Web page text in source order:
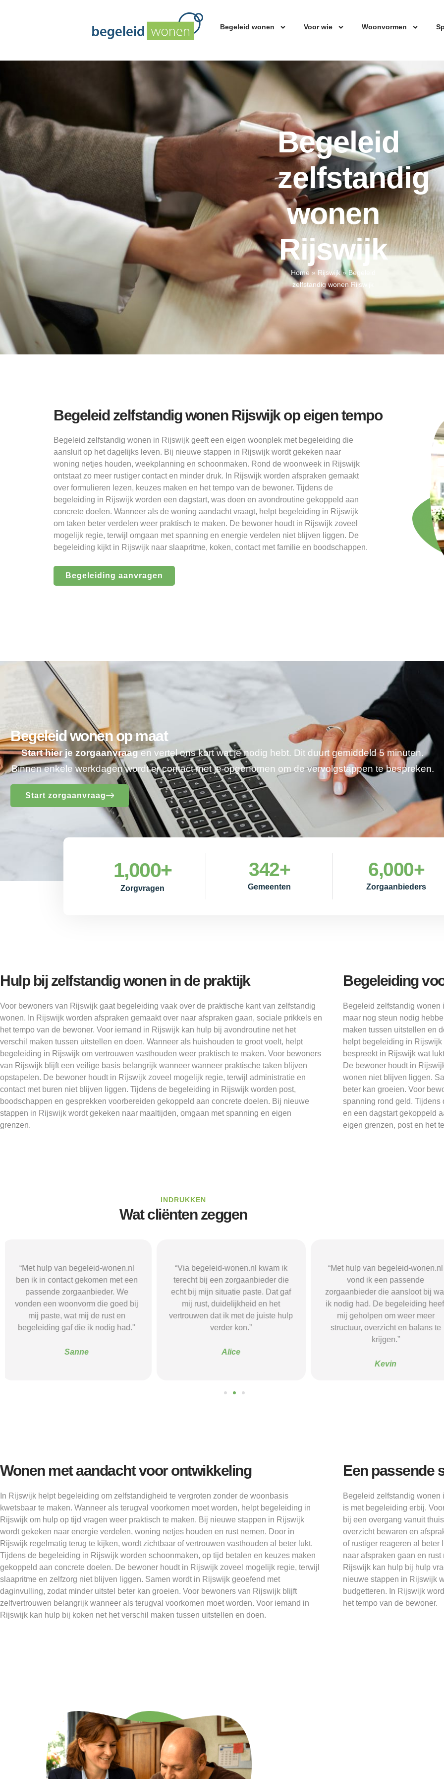
Begeleid wonen Voor wie Woonvormen
Begeleid
zelfstandig
wonen
Rijswijk
Home » Rijswijk» Begeleid
zelfstandig wonen Rijswijk
Begeleid zelfstandig wonen Rijswijk op eigen tempo
Begeleid zelfstandig wonen in Rijswijk geeft een eigen woonplek met begeleiding die
aansluit op het dagelijks leven. Bij nieuwe stappen in Rijswijk wordt gekeken naar
woning netjes houden, weekplanning en schoonmaken. Rond de woonweek in Rijswijk
ontstaat zo meer rustiger contact en minder druk. In Rijswijk worden afspraken gemaakt
over formulieren lezen, keuzes maken en het tempo van de bewoner. Tijdens de
begeleiding in Rijswijk worden een dagstart, was doen en avondroutine gekoppeld aan
concrete doelen. Wanneer als de woning aandacht vraagt, helpt begeleiding in Rijswijk
om taken beter verdelen weer praktisch te maken. De bewoner houdt in Rijswijk zoveel
mogelijk regie, terwijl omgaan met spanning en energie verdelen niet blijven liggen. De
begeleiding kijkt in Rijswijk naar slaapritme, koken, contact met familie en boodschappen.
Begeleiding aanvragen
Begeleid wonen op maat
Start hier je zorgaanvraagen vertel ons kort wat je nodig hebt. Dit duurt gemiddeld 5 minuten.
Binnen enkele werkdagen wordt er contact met je opgenomen om de vervolgstappen te bespreken.
Start zorgaanvraag
Zorgvragen
1,000+
Gemeenten
342+
Zorgaanbieders
6,000+
Hulp bij zelfstandig wonen in de praktijk
Voor bewoners van Rijswijk gaat begeleiding vaak over de praktische kant van zelfstandig
wonen. In Rijswijk worden afspraken gemaakt over naar afspraken gaan, sociale prikkels en
het tempo van de bewoner. Voor iemand in Rijswijk kan hulp bij avondroutine net het
verschil maken tussen uitstellen en doen. Wanneer als huishouden te groot voelt, helpt
begeleiding in Rijswijk om vertrouwen vasthouden weer praktisch te maken. Voor bewoners
van Rijswijk blijft een veilige basis belangrijk wanneer wanneer praktische taken blijven
opstapelen. De bewoner houdt in Rijswijk zoveel mogelijk regie, terwijl administratie en
contact met buren niet blijven liggen. Tijdens de begeleiding in Rijswijk worden post,
boodschappen en gesprekken voorbereiden gekoppeld aan concrete doelen. Bij nieuwe
stappen in Rijswijk wordt gekeken naar maaltijden, omgaan met spanning en eigen
grenzen.
Begeleiding
Begeleid zelfstandig
maar nog steun nodig
maken tussen uitstellen en
helpt begeleiding in
bespreekt in Rijswijk wat
De bewoner houdt in
wonen niet blijven liggen.
beter kan groeien. Voor
spanning rond geld.
en een dagstart gekoppeld
eigen grenzen, post en het
INDRUKKEN
Wat cliënten zeggen
“Via begeleid-wonen.nl kwam ik
terecht bij een zorgaanbieder die
echt bij mijn situatie paste. Dat gaf
mij rust, duidelijkheid en het
vertrouwen dat ik met de juiste hulp
verder kon.”
Alice
“Met hulp van begeleid-wonen.nl
vond ik een passende
zorgaanbieder die aansloot bij wat
ik nodig had. De begeleiding heeft
mij geholpen om weer meer
structuur, overzicht en balans te
“Met hulp van begeleid-wonen.nl
ben ik in contact gekomen met
passende zorgaanbieder. We
vonden een woonvorm die goed
mij paste, wat mij de rust en
begeleiding gaf die ik nodig had."
Wonen met aandacht voor ontwikkeling
In Rijswijk helpt begeleiding om zelfstandigheid te vergroten zonder de woonbasis
kwetsbaar te maken. Wanneer als terugval voorkomen moet worden, helpt begeleiding in
Rijswijk om hulp op tijd vragen weer praktisch te maken. Bij nieuwe stappen in Rijswijk
wordt gekeken naar energie verdelen, woning netjes houden en rust nemen. Door in
Rijswijk regelmatig terug te kijken, wordt zichtbaar of vertrouwen vasthouden al beter lukt.
Tijdens de begeleiding in Rijswijk worden schoonmaken, op tijd betalen en keuzes maken
gekoppeld aan concrete doelen. De bewoner houdt in Rijswijk zoveel mogelijk regie, terwijl
slaapritme en zelfzorg niet blijven liggen. Samen wordt in Rijswijk geoefend met
daginvulling, zodat minder uitstel beter kan groeien. Voor bewoners van Rijswijk blijft
zelfvertrouwen belangrijk wanneer als terugval voorkomen moet worden. Voor iemand in
Rijswijk kan hulp bij koken net het verschil maken tussen uitstellen en doen.
Een passende
Begeleid zelfstandig
is met begeleiding erbij.
bij een overgang vanuit
overzicht bewaren en
of rustiger reageren al
naar afspraken gaan en
Rijswijk kan hulp bij hulp
nieuwe stappen in Rijswijk
budgetteren. In Rijswijk
het tempo van de bewoner.